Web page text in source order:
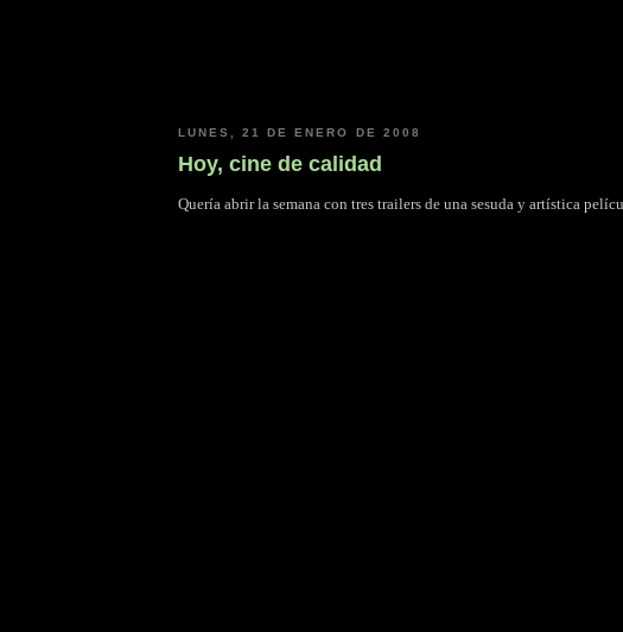
LUNES, 21 DE ENERO DE 2008
Hoy, cine de calidad
Quería abrir la semana con tres trailers de una sesuda y artística